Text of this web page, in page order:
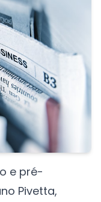
e pré-
Pivetta,